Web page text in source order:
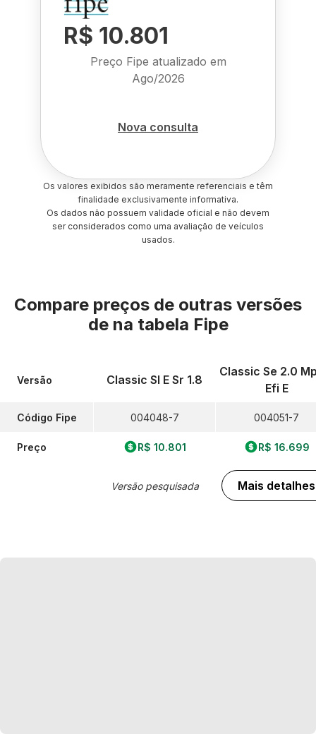
R$ 10.801
Preço Fipe atualizado em
Ago/2026
Nova consulta
Os valores exibidos são meramente referenciais e têm
finalidade exclusivamente informativa.
Os dados não possuem validade oficial e não devem
ser considerados como uma avaliação de veículos
usados.
Compare preços de outras versões
de na tabela Fipe
Versão
Código Fipe
Preço
Classic Sl E Sr 1.8
004048-7
R$ 10.801
Versão pesquisada
Classic Se 2.0
Efi E
004051-7
R$ 16.699
Mais detalhes